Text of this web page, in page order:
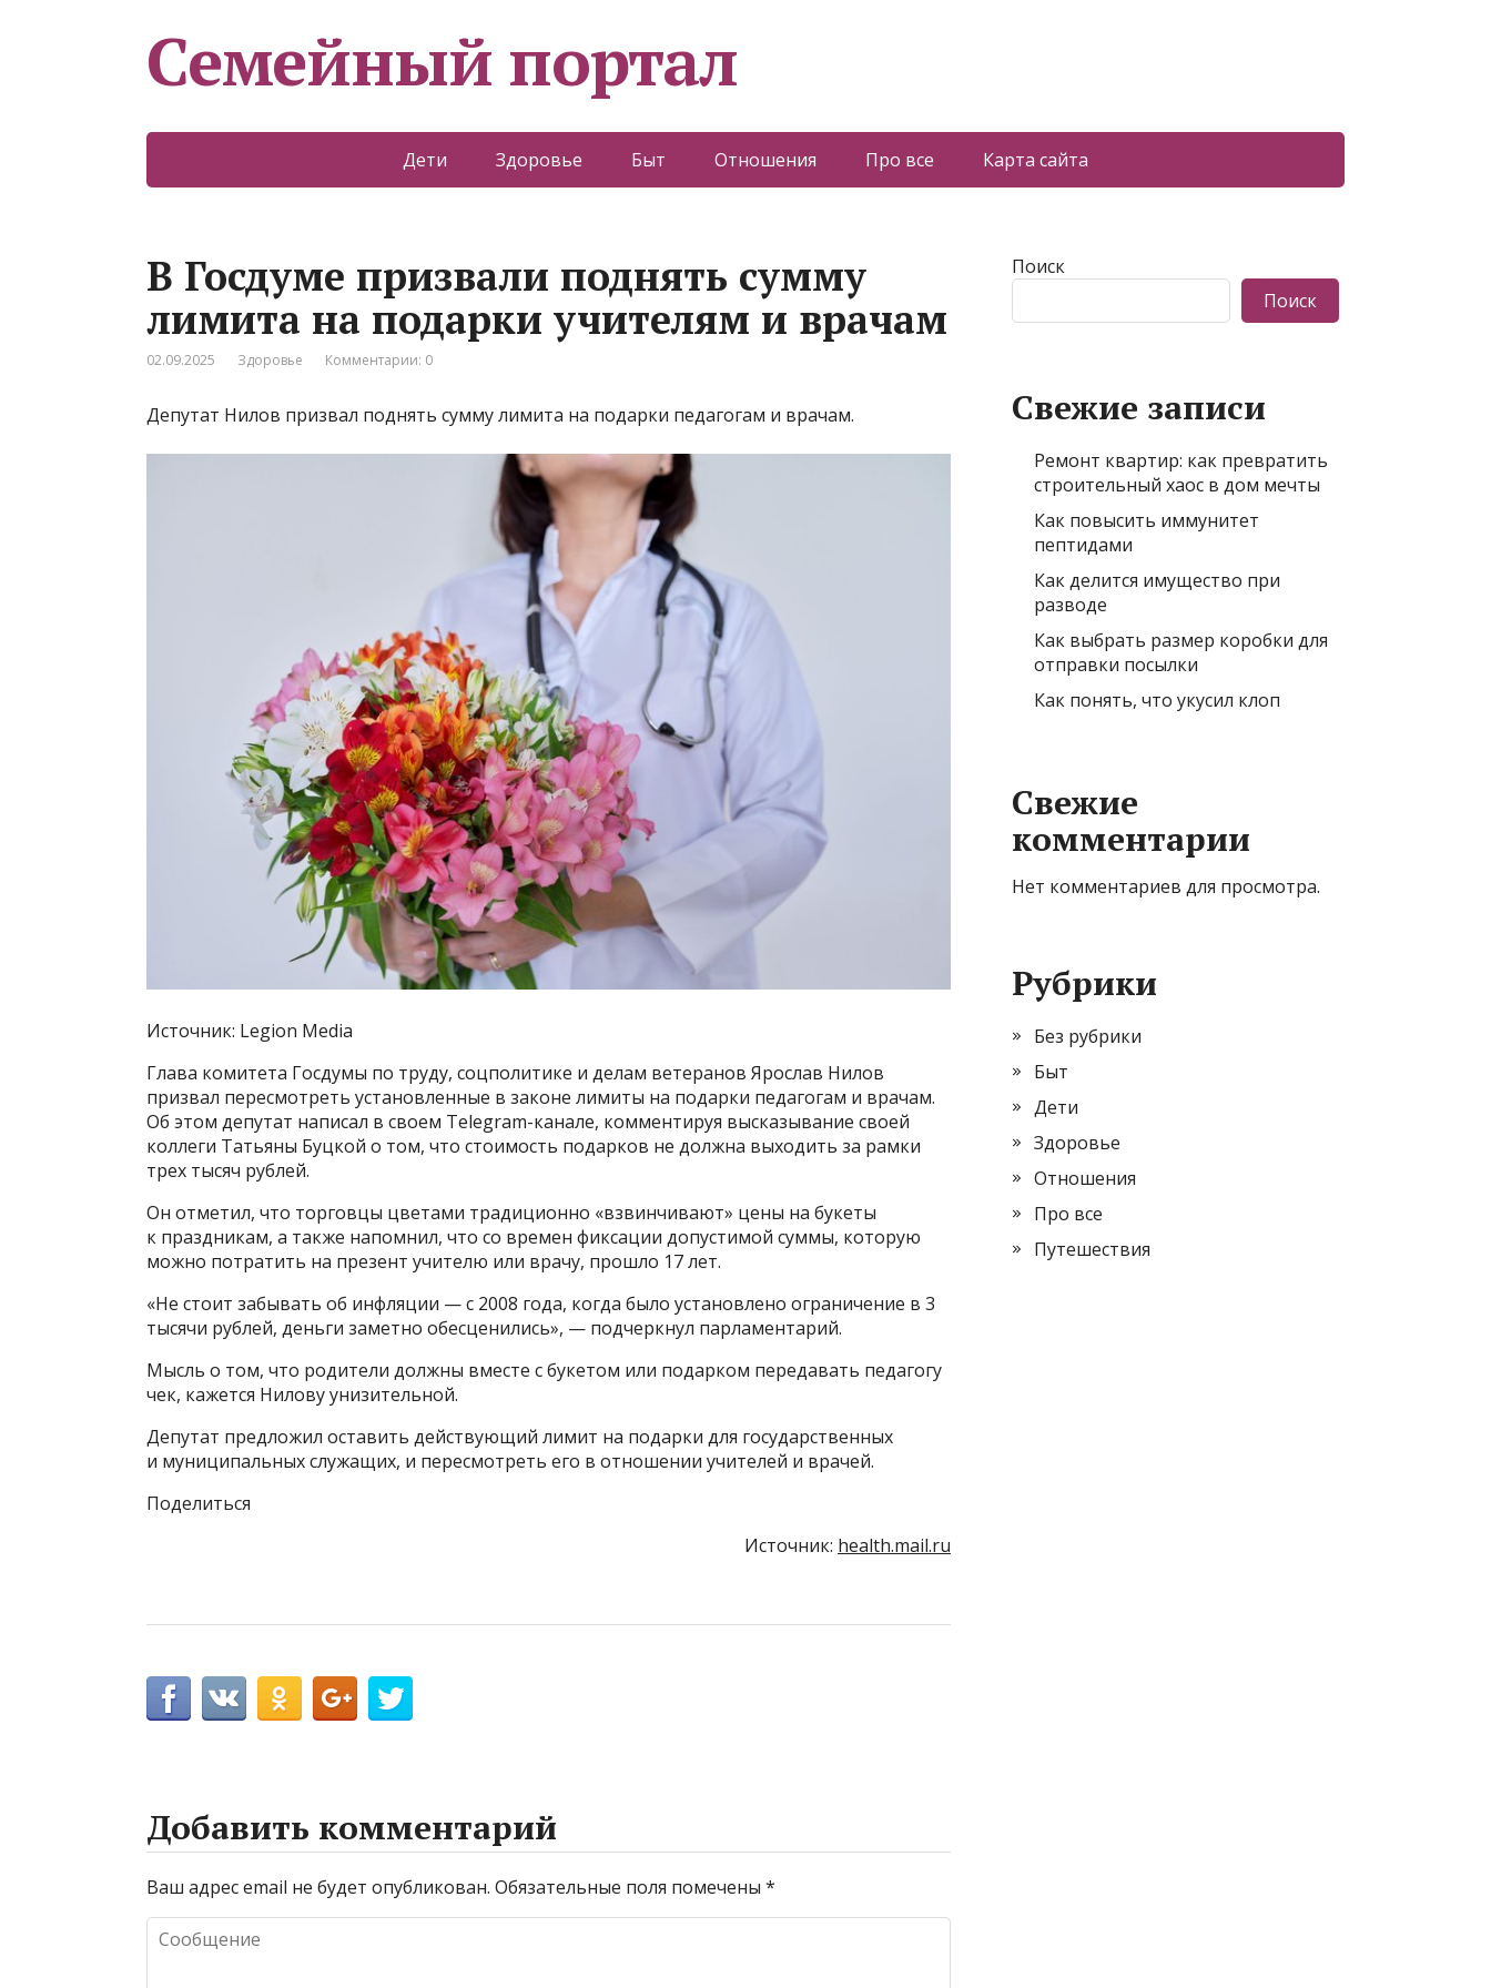
Семейный портал
Дети Здоровье Быт Отношения Про все Карта сайта
В Госдуме призвали поднять сумму
лимита на подарки учителям и врачам
02.09.2025 Здоровье Комментарии: 0
Депутат Нилов призвал поднять сумму лимита на подарки педагогам и врачам.
Источник: Legion Media
Глава комитета Госдумы по труду, соцполитике и делам ветеранов Ярослав Нилов
призвал пересмотреть установленные в законе лимиты на подарки педагогам и врачам.
Об этом депутат написал в своем Telegram-канале, комментируя высказывание своей
коллеги Татьяны Буцкой о том, что стоимость подарков не должна выходить за рамки
трех тысяч рублей.
Он отметил, что торговцы цветами традиционно «взвинчивают» цены на букеты
к праздникам, а также напомнил, что со времен фиксации допустимой суммы, которую
можно потратить на презент учителю или врачу, прошло 17 лет.
«Не стоит забывать об инфляции — с 2008 года, когда было установлено ограничение в 3
тысячи рублей, деньги заметно обесценились», — подчеркнул парламентарий.
Мысль о том, что родители должны вместе с букетом или подарком передавать педагогу
чек, кажется Нилову унизительной.
Депутат предложил оставить действующий лимит на подарки для государственных
и муниципальных служащих, и пересмотреть его в отношении учителей и врачей.
Поделиться
Источник: health.mail.ru
Добавить комментарий
Ваш адрес email не будет опубликован. Обязательные поля помечены *
Поиск
Поиск
Свежие записи
Ремонт квартир: как превратить
строительный хаос в дом мечты
Как повысить иммунитет
пептидами
Как делится имущество при
разводе
Как выбрать размер коробки для
отправки посылки
Как понять, что укусил клоп
Свежие
комментарии
Нет комментариев для просмотра.
Рубрики
Без рубрики
Быт
Дети
Здоровье
Отношения
Про все
Путешествия